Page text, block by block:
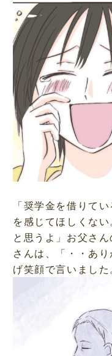
「奨学金を借りて
を感じてほしくな
と思うよ」お父さ
さんは、「・・あ
げ笑顔で言いました